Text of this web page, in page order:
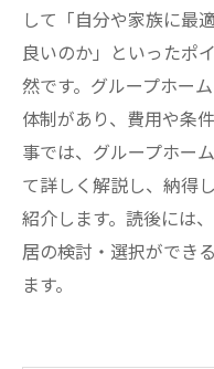
して「自分や家族に最
良いのか」といったポ
然です。グループホー
体制があり、費用や条
事では、グループホー
て詳しく解説し、納得
紹介します。読後には
居の検討・選択ができ
ます。